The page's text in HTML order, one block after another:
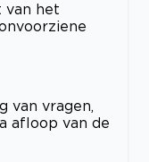
van het
van vragen,
afloop van de